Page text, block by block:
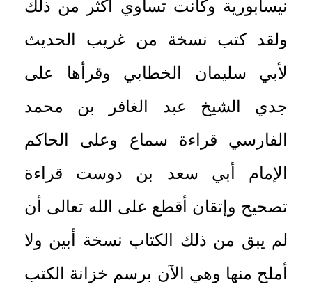
نيسابورية وكانت تساوي أكثر من ذلك
ولقد كتب نسخة من غريب الحديث
لأبي سليمان الخطابي وقرأها على
جدي الشيخ عبد الغافر بن محمد
الفارسي قراءة سماع وعلى الحاكم
الإمام أبي سعد بن دوست قراءة
تصحيح وإتقان أقطع على الله تعالى أن
لم يبق من ذلك الكتاب نسخة أبين ولا
أملح منها وهي الآن برسم خزانة الكتب